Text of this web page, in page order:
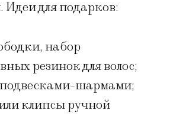
для подарков:
набор
резинок для волос;
подвесками-шармами;
клипсы ручной